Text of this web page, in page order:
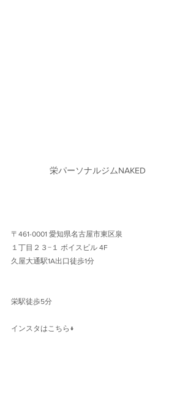
栄パーソナルジムNAKED
〒461-0001 愛知県名古屋市東区泉
１丁目２３−１ ボイスビル 4F
久屋大通駅1A出口徒歩1分
栄駅徒歩5分
インスタはこちら↓